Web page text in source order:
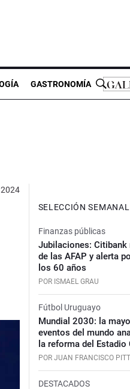
GASTRONOMÍA
SELECCIÓN SEMANAL
Finanzas públicas
Jubilaciones: Citibank
de las AFAP y alerta
los 60 años
POR ISMAEL GRAU
Fútbol Uruguayo
Mundial 2030: la
eventos del mundo
la reforma del Estadio
POR JUAN FRANCISCO
DESTACADOS